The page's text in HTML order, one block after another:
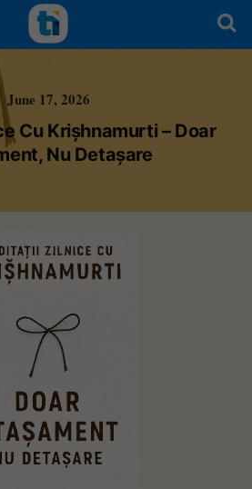
June 17, 2026
Cu Krișhnamurti – Doar
Nu Detașare